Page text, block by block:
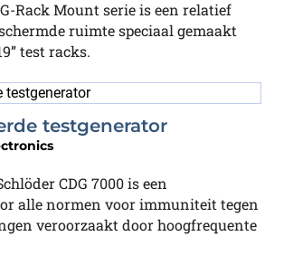
Rack Mount serie is een relatief
ruimte speciaal gemaakt
test racks.
testgenerator
CDG 7000 is een
alle normen voor immuniteit tegen
veroorzaakt door hoogfrequente